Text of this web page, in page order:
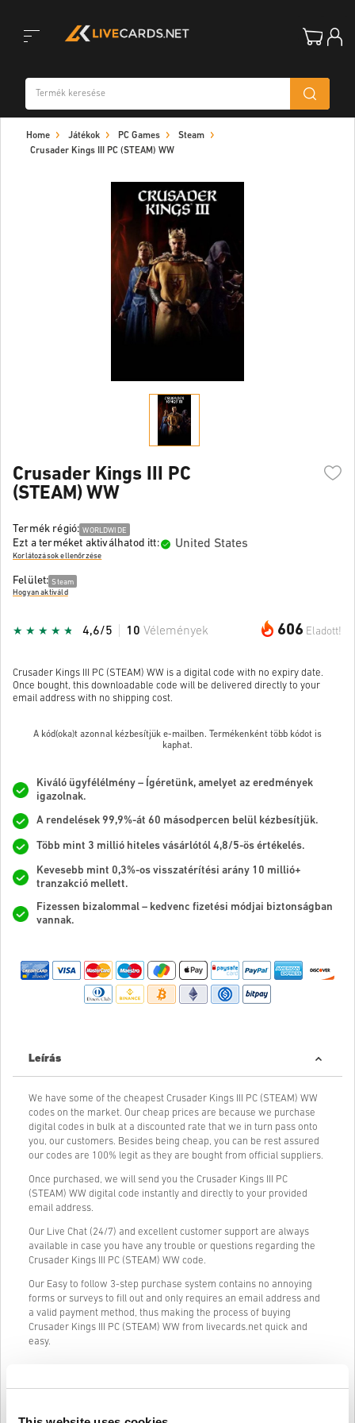
navigation
Home Játékok PC Games
Steam
Crusader Kings III PC (STEAM) WW
Crusader Kings III PC
(STEAM) WW
Termék régió: WORLDWIDE
Ezt a terméket aktiválhatod itt: United States
Korlátozások ellenőrzése
Felület: Steam
Hogyan aktiváld
606 Eladott!
4,6/5 10 Vélemények
Crusader Kings III PC (STEAM) WW is a digital code with no expiry date.
Once bought, this downloadable code will be delivered directly to your
email address with no shipping cost.
A kód(oka)t azonnal kézbesítjük e-mailben. Termékenként több kódot is
kaphat.
Kiváló ügyfélélmény – Ígéretünk, amelyet az eredmények
igazolnak.
A rendelések 99,9%-át 60 másodpercen belül kézbesítjük.
Több mint 3 millió hiteles vásárlótól 4,8/5-ös értékelés.
Kevesebb mint 0,3%-os visszatérítési arány 10 millió+
tranzakció mellett.
Fizessen bizalommal – kedvenc fizetési módjai biztonságban
vannak.
Leírás
We have some of the cheapest Crusader Kings III PC (STEAM) WW
codes on the market. Our cheap prices are because we purchase
digital codes in bulk at a discounted rate that we in turn pass onto
you, our customers. Besides being cheap, you can be rest assured
our codes are 100% legit as they are bought from official suppliers.
Once purchased, we will send you the Crusader Kings III PC
(STEAM) WW digital code instantly and directly to your provided
email address.
Our Live Chat (24/7) and excellent customer support are always
available in case you have any trouble or questions regarding the
Crusader Kings III PC (STEAM) WW code.
Our Easy to follow 3-step purchase system contains no annoying
forms or surveys to fill out and only requires an email address and
a valid payment method, thus making the process of buying
Crusader Kings III PC (STEAM) WW from livecards.net quick and
easy.
Így működik a Livecards.neten